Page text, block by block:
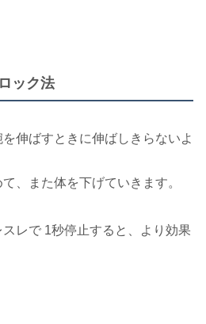
ック法
伸ばすときに伸ばしきらないよ
、また体を下げていきます。
レで 1秒停止すると、より効果